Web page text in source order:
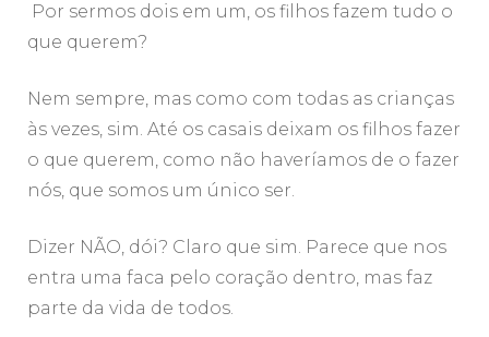
Por sermos dois em um, os filhos fazem tudo o
que querem?
Nem sempre, mas como com todas as crianças
às vezes, sim. Até os casais deixam os filhos fazer
o que querem, como não haveríamos de o fazer
nós, que somos um único ser.
Dizer NÃO, dói? Claro que sim. Parece que nos
entra uma faca pelo coração dentro, mas faz
parte da vida de todos.